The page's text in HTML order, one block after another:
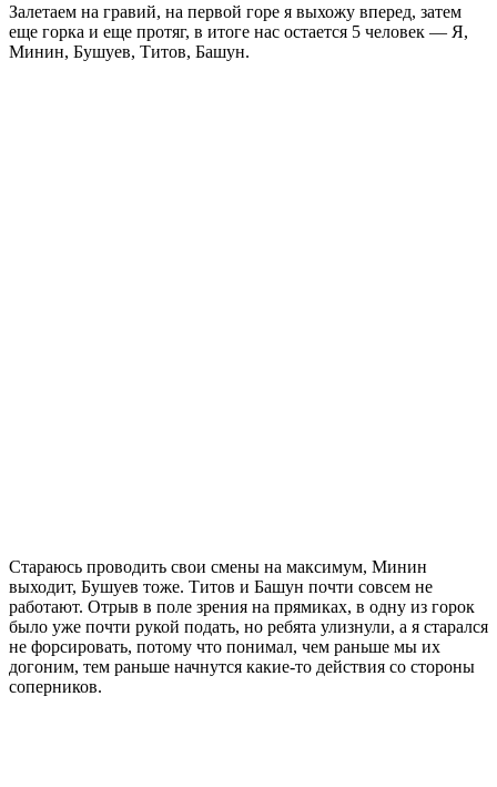
Залетаем на гравий, на первой горе я выхожу вперед, затем
еще горка и еще протяг, в итоге нас остается 5 человек — Я,
Минин, Бушуев, Титов, Башун.
Стараюсь проводить свои смены на максимум, Минин
выходит, Бушуев тоже. Титов и Башун почти совсем не
работают. Отрыв в поле зрения на прямиках, в одну из горок
было уже почти рукой подать, но ребята улизнули, а я старался
не форсировать, потому что понимал, чем раньше мы их
догоним, тем раньше начнутся какие-то действия со стороны
соперников.